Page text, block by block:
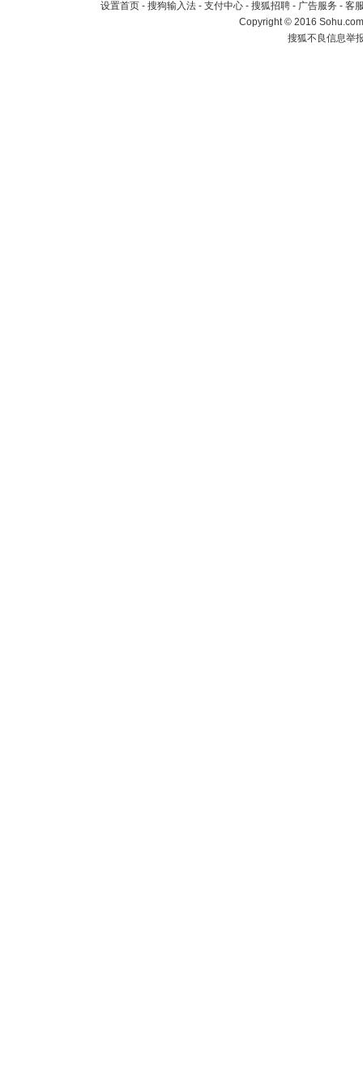
设置首页 - 搜狗输入法 - 支付中心 - 搜狐招聘 - 广告服务 - 客
Copyright©2016
搜狐不良信息举